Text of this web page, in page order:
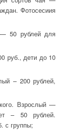
Фотосесиия
— 50 рублей для
руб., дети до 10
– 200 рублей,
Взрослый —
– 50 рублей.
с группы;